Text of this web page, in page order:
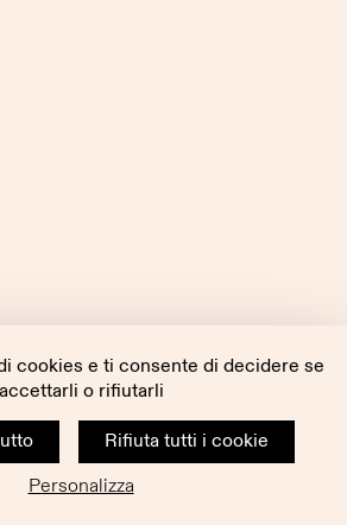
cookies e ti consente di decidere se
accettarli o rifiutarli
Rifiuta tutti i cookie
Personalizza